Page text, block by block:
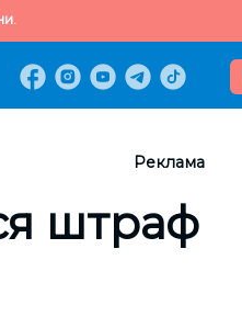
Реклама
штраф